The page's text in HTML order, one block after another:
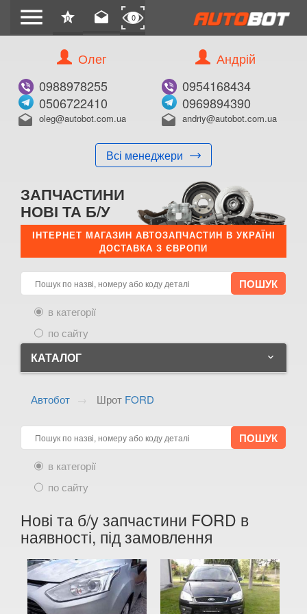
menu star
0 drafts 0
Олег
0988978255
0506722410
drafts oleg@autobot.com.ua
Всі менеджери
Андрій
0954168434
0969894390
drafts andriy@autobot.com.ua
ЗАПЧАСТИНИ
НОВІ ТА Б/У
ІНТЕРНЕТ МАГАЗИН АВТОЗАПЧАСТИН В УКРАЇНІ
ДОСТАВКА З ЄВРОПИ
в категорії
по сайту
КАТАЛОГ keyboard_arrow_down
BMW keyboard_arrow_down
CITROEN
FORD
B-max (CB2)
C-Max Mk1 (DM2)
Автобот Шрот FORD
в категорії
по сайту
Нові та б/у запчастини FORD в
наявності, під замовлення